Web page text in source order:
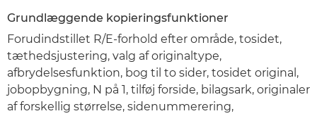
Grundlæggende kopieringsfunktioner
Forudindstillet R/E-forhold efter område, tosidet,
tæthedsjustering, valg af originaltype,
afbrydelsesfunktion, bog til to sider, tosidet original,
jobopbygning, N på 1, tilføj forside, bilagsark, originaler
af forskellig størrelse, sidenummerering,